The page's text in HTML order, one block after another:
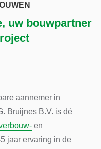
uw bouwpartner
aannemer in
Bruijnes B.V. is dé
en
jaar ervaring in de